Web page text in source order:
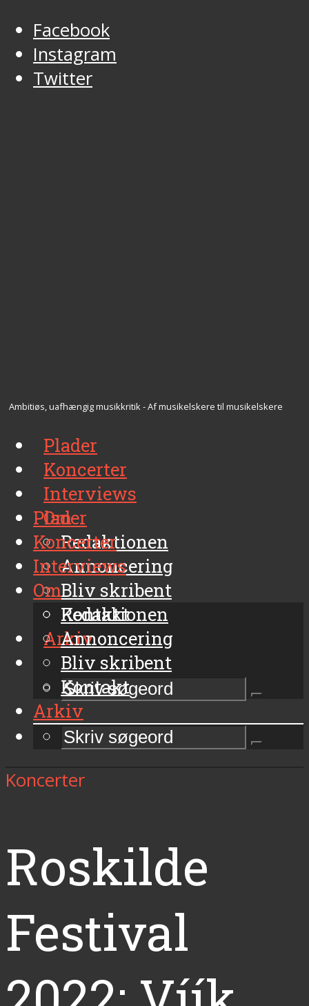
Facebook
Instagram
Twitter
Ambitiøs, uafhængig musikkritik - Af musikelskere til musikelskere
Plader
Koncerter
Interviews
Om
Redaktionen
Annoncering
Bliv skribent
Kontakt
Arkiv
Plader
Koncerter
Interviews
Om
Redaktionen
Annoncering
Bliv skribent
Kontakt
Arkiv
Koncerter
Roskilde
Festival